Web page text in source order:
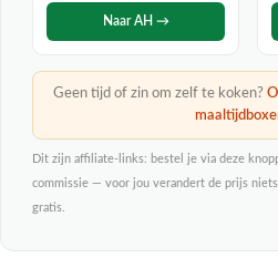
Naar AH →
Geen tijd of zin om zelf te koken?
Dit zijn affiliate-links: bestel je via deze
commissie — voor jou verandert de prijs
gratis.